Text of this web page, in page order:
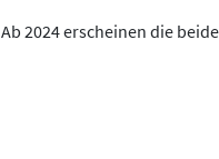
Ab 2024 erscheinen die